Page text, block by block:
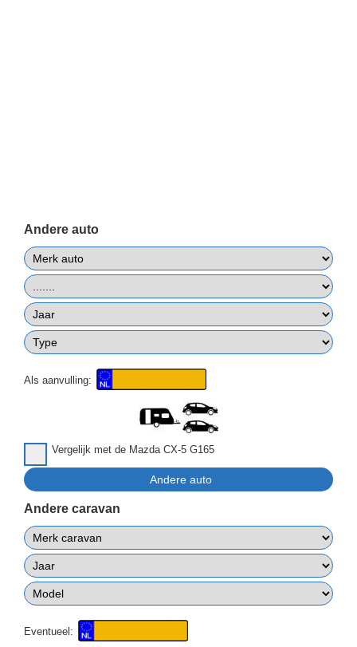
Andere auto
Als aanvulling:
Vergelijk met de Mazda CX-5 G165
Andere caravan
Eventueel: